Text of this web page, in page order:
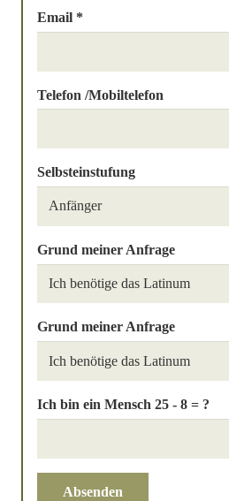
Email *
Telefon /Mobiltelefon
Selbsteinstufung
Grund meiner Anfrage
Grund meiner Anfrage
Ich bin ein Mensch 25 - 8 = ?
Absenden